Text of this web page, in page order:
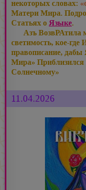
некоторых словах:
Матери Мира.
Статьях оЯзыке.
Азъ ВозвРАтила
светимость, кое-
правописание,
Мира»
Солнечному»
11.04.2026